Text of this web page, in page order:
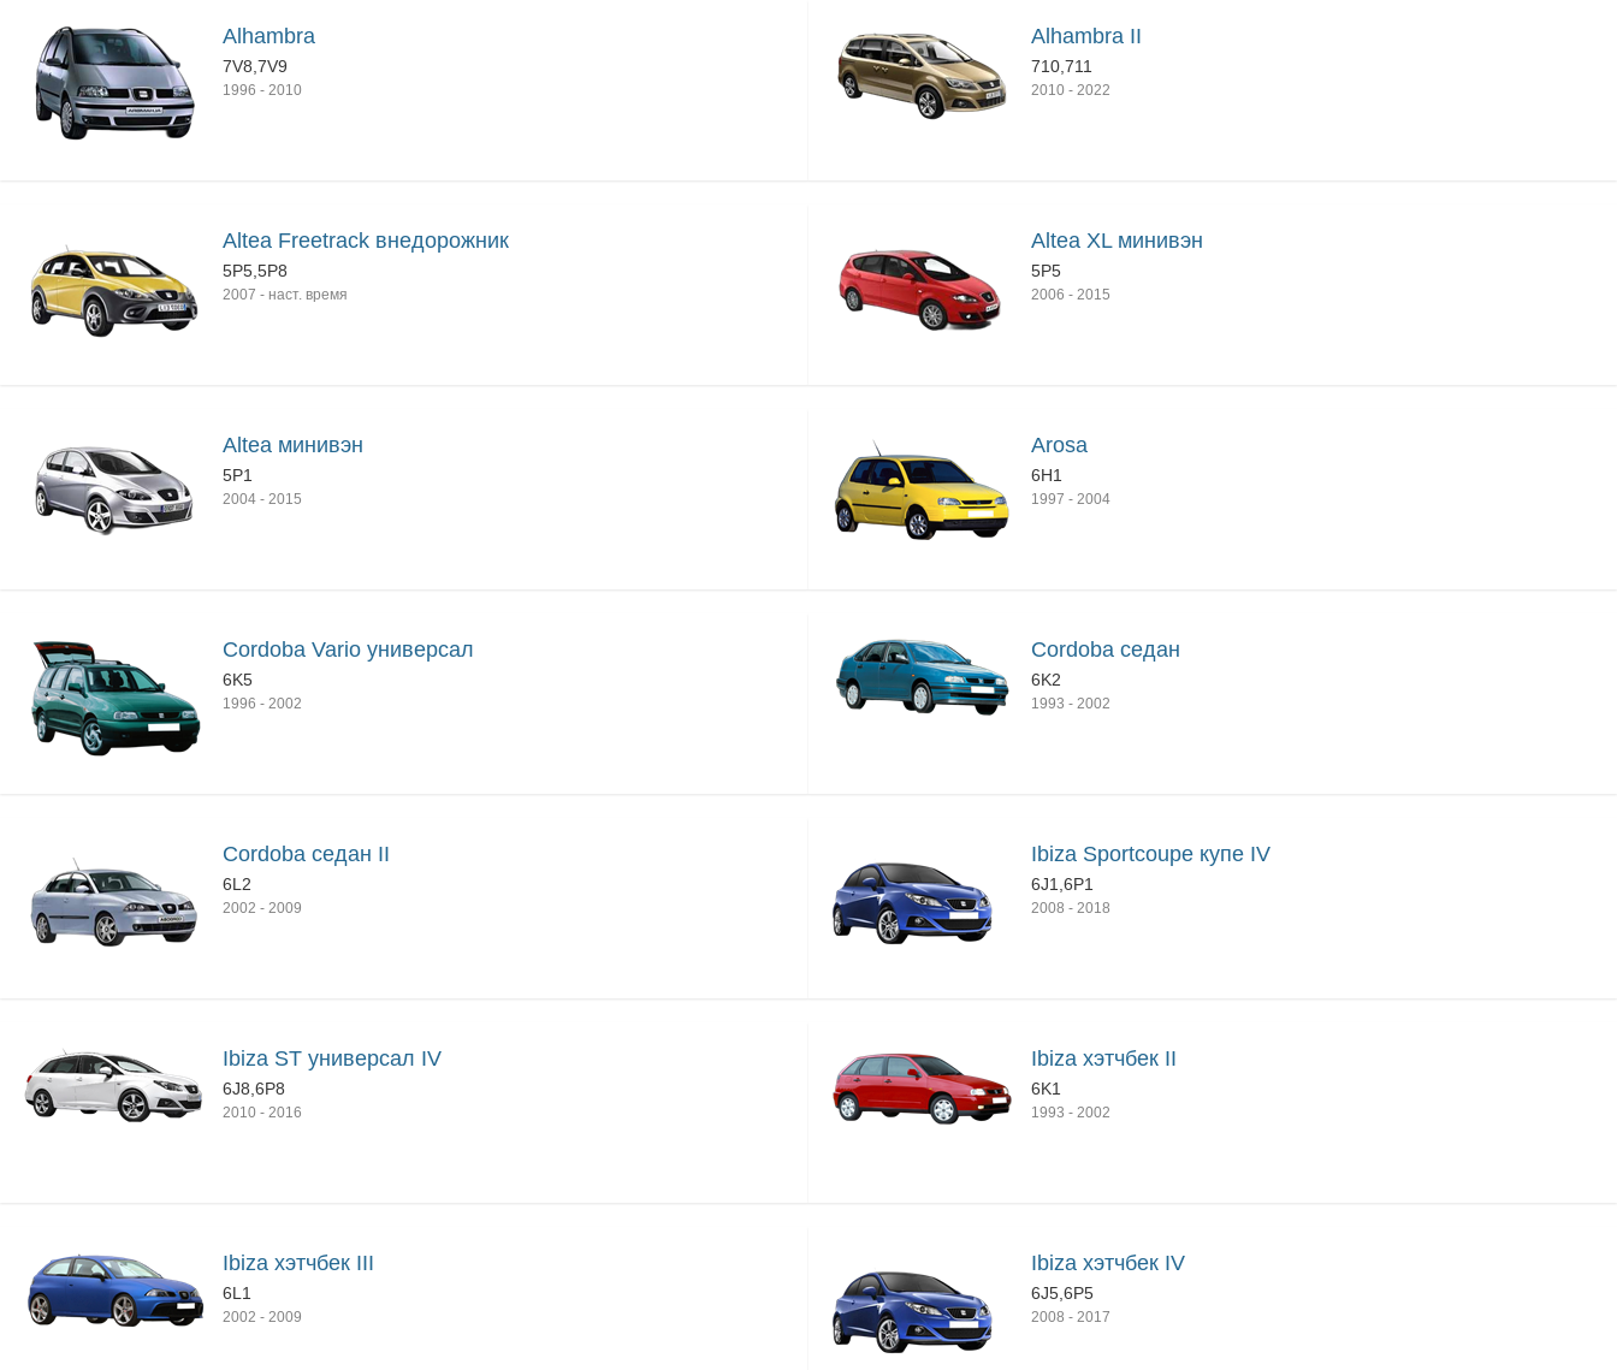
Alhambra
7V8,7V9
1996 - 2010
Alhambra II
710,711
2010 - 2022
Altea Freetrack внедорожник
5P5,5P8
2007 - наст. время
Altea XL минивэн
5P5
2006 - 2015
Altea минивэн
5P1
2004 - 2015
Arosa
6H1
1997 - 2004
Cordoba Vario универсал
6K5
1996 - 2002
Cordoba седан
6K2
1993 - 2002
Cordoba седан II
6L2
2002 - 2009
Ibiza Sportcoupe купе IV
6J1,6P1
2008 - 2018
Ibiza ST универсал IV
6J8,6P8
2010 - 2016
Ibiza хэтчбек II
6K1
1993 - 2002
Ibiza хэтчбек III
6L1
2002 - 2009
Ibiza хэтчбек IV
6J5,6P5
2008 - 2017